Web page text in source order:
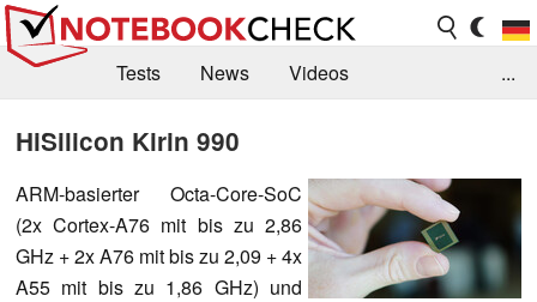
Tests News
Videos
Suche
Jobs
Forum
...
HiSilicon Kirin 990
ARM-basierter Octa-Core-SoC
(2x Cortex-A76 mit bis zu 2,86
GHz + 2x A76 mit bis zu 2,09 + 4x
A55 mit bis zu 1,86 GHz) und